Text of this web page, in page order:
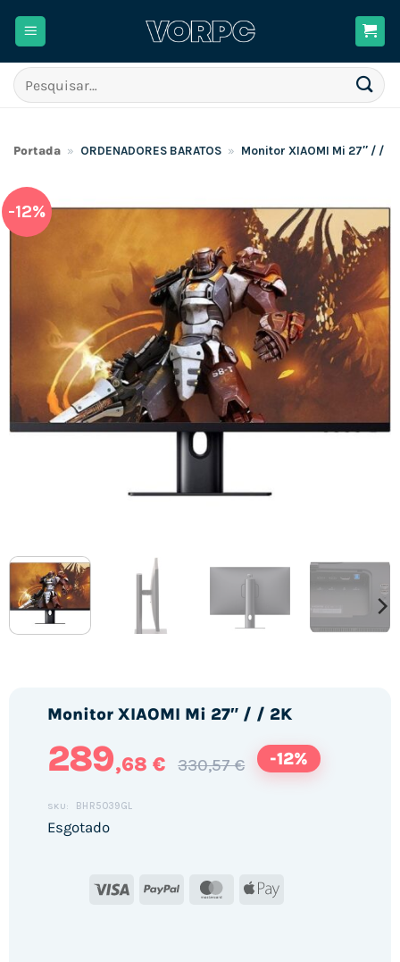
Pesquisar
por:
Portada » ORDENADORES BARATOS » Monitor XIAOMI Mi 27″ / /
-12%
Monitor XIAOMI Mi 27″ / / 2K
289,68 € 330,57 € -12%
SKU: BHR5039GL
Esgotado
Visa PayPal MasterCard
Apple